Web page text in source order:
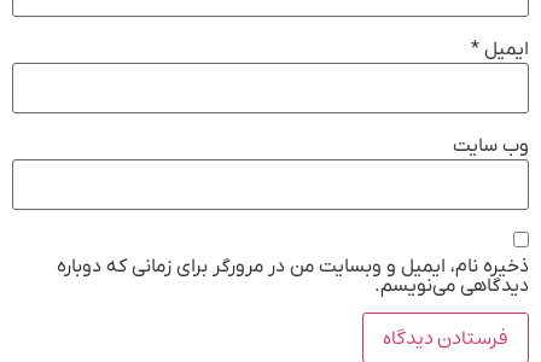
ایمیل *
وب‌ سایت
ذخیره نام، ایمیل و وبسایت من در مرورگر برای زمانی که دوباره
دیدگاهی می‌نویسم.